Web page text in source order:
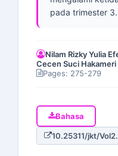
pada trimester
Nilam Rizky Yulia
Cecen Suci Hakameri
Pages: 275-279
Bahasa
10.25311/jkt/